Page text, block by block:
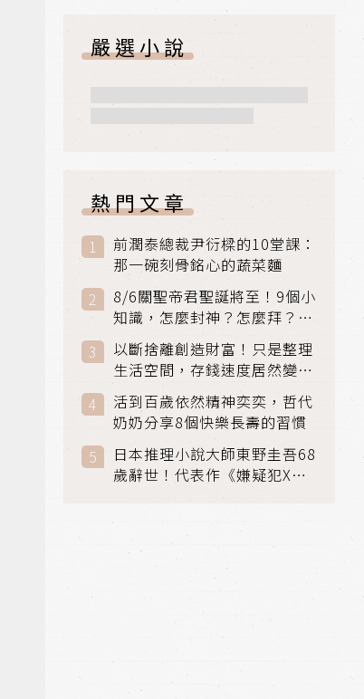
嚴選小說
熱門文章
前潤泰總裁尹衍樑的10堂課：
那一碗刻骨銘心的蔬菜麵
8/6關聖帝君聖誕將至！9個小
知識，怎麼封神？怎麼拜？該
拜哪個關帝？
以斷捨離創造財富！只是整理
生活空間，存錢速度居然變快
了
活到百歲依然精神奕奕，哲代
奶奶分享8個快樂長壽的習慣
日本推理小說大師東野圭吾68
歲辭世！代表作《嫌疑犯X的